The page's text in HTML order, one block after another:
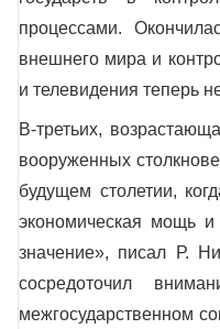
процессами.
внешнего мира и
и телевидения теперь
В-третьих,
вооруженных
будущем столетии,
экономическая мощь и
значение», писал Р.
сосредоточил
межгосударственном